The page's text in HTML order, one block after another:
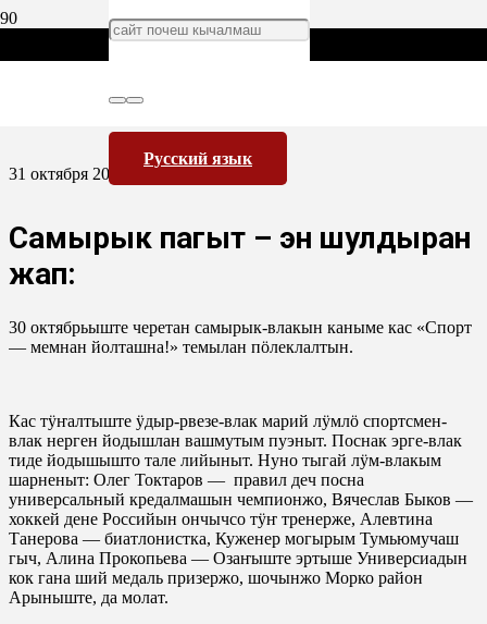
Русский язык
31 октября 2013
Самырык пагыт – эн шулдыран
жап:
30 октябрьыште черетан самырык-влакын каныме кас «Спорт
— мемнан йолташна!» темылан пӧлеклалтын.
Кас тӱҥалтыште ӱдыр-рвезе-влак марий лӱмлӧ спортсмен-
влак нерген йодышлан вашмутым пуэныт. Поснак эрге-влак
тиде йодышышто тале лийыныт. Нуно тыгай лӱм-влакым
шарненыт: Олег Токтаров — правил деч посна
универсальный кредалмашын чемпионжо, Вячеслав Быков —
хоккей дене Российын ончычсо тӱҥ тренерже, Алевтина
Танерова — биатлонистка, Куженер могырым Тумьюмучаш
гыч, Алина Прокопьева — Озаҥыште эртыше Универсиадын
кок гана ший медаль призержо, шочынжо Морко район
Арыныште, да молат.